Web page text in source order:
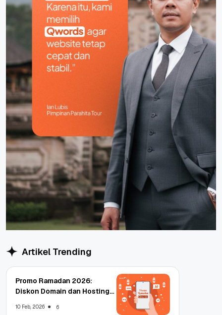
Artikel Trending
Promo Ramadan 2026:
Diskon Domain dan Hosting
10 Feb, 2026 6